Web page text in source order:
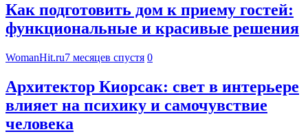
Как подготовить дом к приему гостей:
функциональные и красивые решения
WomanHit.ru7 месяцев спустя 0
Архитектор Киорсак: свет в интерьере
влияет на психику и самочувствие
человека